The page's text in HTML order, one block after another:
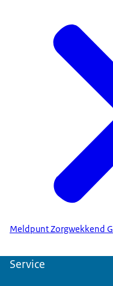
Meldpunt Zorgwekkend
Service